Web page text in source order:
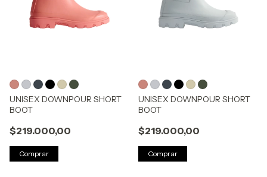
UNISEX DOWNPOUR SHORT
BOOT
$219.000,00
Comprar
UNISEX DOWNPOUR SHORT
BOOT
$219.000,00
Comprar